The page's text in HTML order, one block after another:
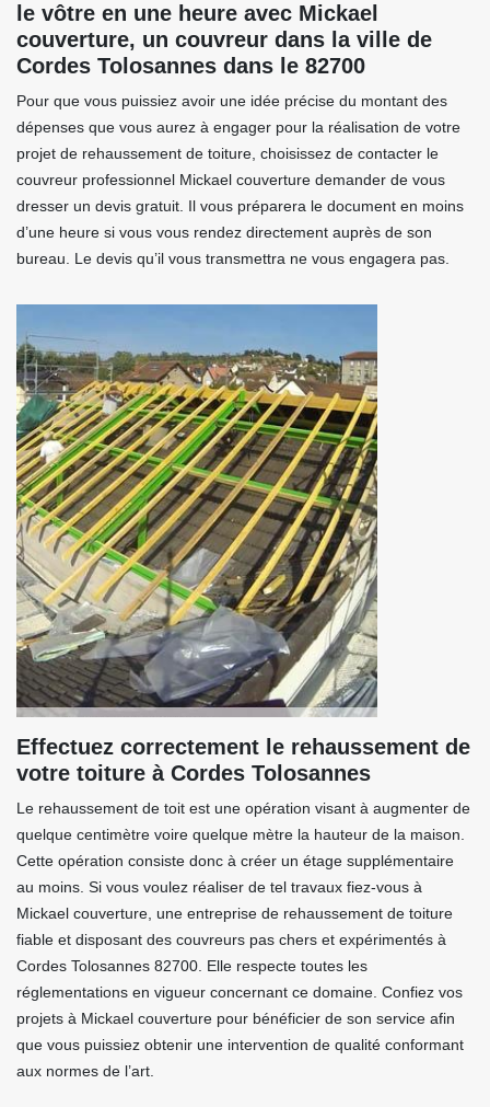
le vôtre en une heure avec Mickael
couverture, un couvreur dans la ville de
Cordes Tolosannes dans le 82700
Pour que vous puissiez avoir une idée précise du montant des
dépenses que vous aurez à engager pour la réalisation de votre
projet de rehaussement de toiture, choisissez de contacter le
couvreur professionnel Mickael couverture demander de vous
dresser un devis gratuit. Il vous préparera le document en moins
d’une heure si vous vous rendez directement auprès de son
bureau. Le devis qu’il vous transmettra ne vous engagera pas.
Effectuez correctement le rehaussement de
votre toiture à Cordes Tolosannes
Le rehaussement de toit est une opération visant à augmenter de
quelque centimètre voire quelque mètre la hauteur de la maison.
Cette opération consiste donc à créer un étage supplémentaire
au moins. Si vous voulez réaliser de tel travaux fiez-vous à
Mickael couverture, une entreprise de rehaussement de toiture
fiable et disposant des couvreurs pas chers et expérimentés à
Cordes Tolosannes 82700. Elle respecte toutes les
réglementations en vigueur concernant ce domaine. Confiez vos
projets à Mickael couverture pour bénéficier de son service afin
que vous puissiez obtenir une intervention de qualité conformant
aux normes de l’art.